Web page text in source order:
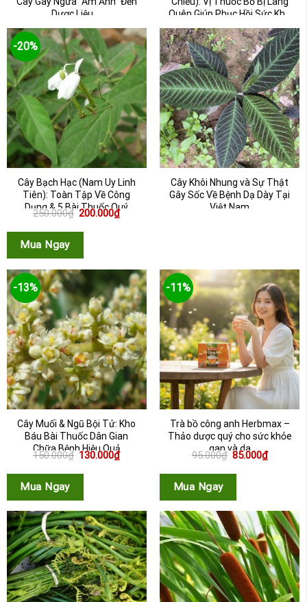
Dược Liệu ...
Quên Giúp Phục Hồi Sức Kh...
-20%
Cây Bạch Hạc (Nam Uy Linh
Tiên): Toàn Tập Về Công
Dụng & 5 Bài Thuốc Quý
250.000₫ Giá
là:
200.000₫Giá
hiện
Mua Ngay
Cây Khôi Nhung và Sự Thật
Gây Sốc Về Bệnh Dạ Dày Tại
Việt Nam
-13%
Cây Muối & Ngũ Bội Tử: Kho
Báu Bài Thuốc Dân Gian
Chữa Bệnh Hiệu Quả
150.000₫ Giá
là:
130.000₫Giá
hiện
Mua Ngay
-11%
Trà bồ công anh Herbmax –
Thảo dược quý cho sức khỏe
gan và da
95.000₫ Giá
là:
85.000₫Giá
hiện
Mua Ngay